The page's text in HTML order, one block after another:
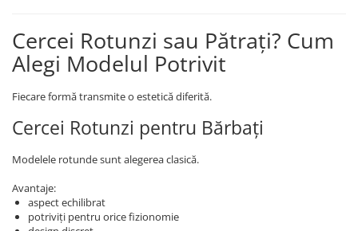
Cercei Rotunzi sau Pătrați? Cum
Alegi Modelul Potrivit
Fiecare formă transmite o estetică diferită.
Cercei Rotunzi pentru Bărbați
Modelele rotunde sunt alegerea clasică.
Avantaje:
aspect echilibrat
potriviți pentru orice fizionomie